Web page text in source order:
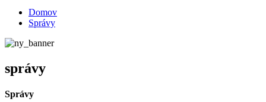
Domov
Správy
správy
Správy